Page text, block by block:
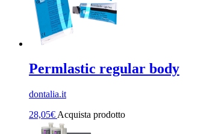
Permlastic regular body
dontalia.it
28,05€ Acquista prodotto